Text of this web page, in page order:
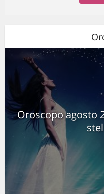
Oroscopo agosto